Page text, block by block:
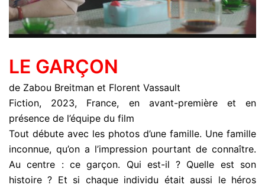
LE GARÇON
de Zabou Breitman et Florent Vassault
Fiction, 2023, France, en avant-première et en
présence de l’équipe du film
Tout débute avec les photos d’une famille. Une famille
inconnue, qu’on a l’impression pourtant de connaître.
Au centre : ce garçon. Qui est-il ? Quelle est son
histoire ? Et si chaque individu était aussi le héros